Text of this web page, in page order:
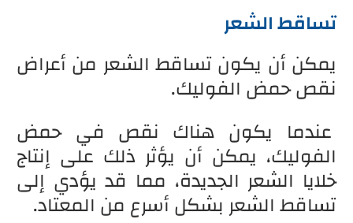
تساقط الشعر
يمكن أن يكون تساقط الشعر من أعراض
نقص حمض الفوليك.
عندما يكون هناك نقص في حمض
الفوليك، يمكن أن يؤثر ذلك على إنتاج
خلايا الشعر الجديدة، مما قد يؤدي إلى
تساقط الشعر بشكل أسرع من المعتاد.